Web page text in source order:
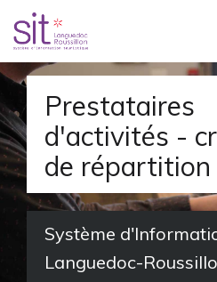
i
t
o
m
Prestataires
d'activités -
de répartition
Système
Languedoc-